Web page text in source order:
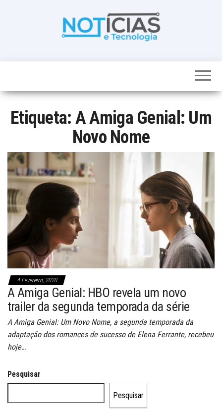
noticias de
num só lugar
Etiqueta: A Amiga Genial: Um
Novo Nome
4 Fevereiro, 2020
A Amiga Genial: HBO revela um novo
trailer da segunda temporada da série
A Amiga Genial: Um Novo Nome, a segunda temporada da
adaptação dos romances de sucesso de Elena Ferrante, recebeu
hoje…
Pesquisar
Pesquisar